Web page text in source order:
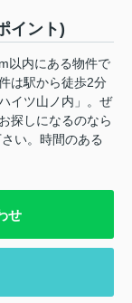
イント)
以内にある物件で
は駅から徒歩2分
イツ山ノ内」。ぜ
探しになるのなら
い。時間のある
せ